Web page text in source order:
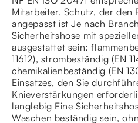
Mitarbeiter. Schutz, der den
angepasst ist Je nach
Sicherheitshose mit
ausgestattet sein:
11612), strombeständig (EN
chemikalienbeständig (EN
Einsatzes, den Sie
Knieverstärkungen
langlebig Eine
Waschen beständig sein,